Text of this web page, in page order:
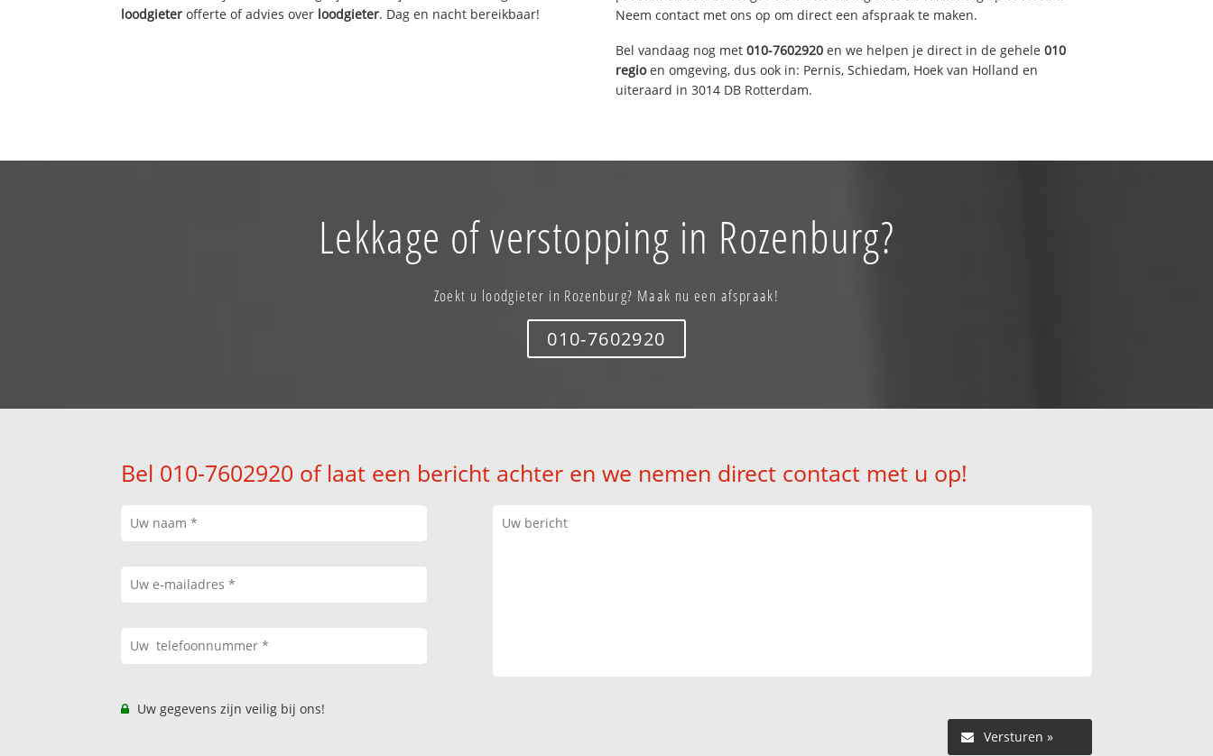
loodgieter offerte of advies over loodgieter. Dag en nacht bereikbaar!
Neem contact met ons op om direct een afspraak te maken.
Bel vandaag nog met 010-7602920 en we helpen je direct in de gehele 010
regioen omgeving, dus ook in: Pernis, Schiedam, Hoek van Holland en
uiteraard in 3014 DB Rotterdam.
Lekkage of verstopping in Rozenburg?
Zoekt u loodgieter in Rozenburg? Maak nu een afspraak!
010-7602920
Bel 010-7602920 of laat een bericht achter en we nemen direct contact met u op!
Uw gegevens zijn veilig bij ons!
Versturen »